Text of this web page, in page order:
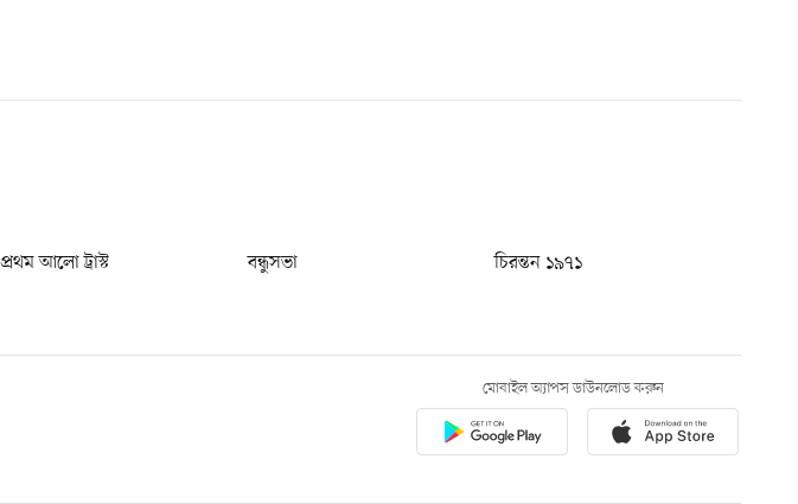
প্রথম আলো ট্রাস্ট বন্ধুসভা
চিরন্তন ১৯৭১
মোবাইল অ্যাপস ডাউনলোড করুন